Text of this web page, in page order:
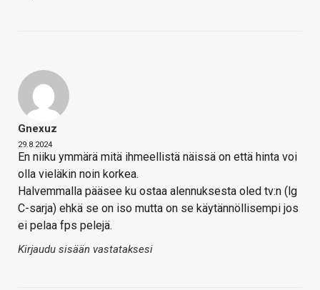
Gnexuz
29.8.2024
En niiku ymmärä mitä ihmeellistä näissä on että hinta voi
olla vieläkin noin korkea.
Halvemmalla pääsee ku ostaa alennuksesta oled tv:n (lg
C-sarja) ehkä se on iso mutta on se käytännöllisempi jos
ei pelaa fps pelejä.
Kirjaudu sisään vastataksesi